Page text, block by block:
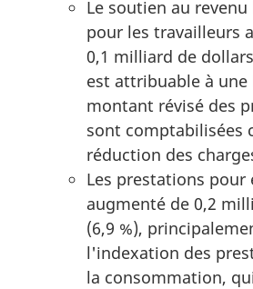
Le soutien au revenu
pour les travailleurs
0,1 milliard de
est attribuable à une
montant révisé des
sont comptabilisées
réduction des
Les prestations pour
augmenté de 0,2
(6,9 %),
l'indexation des
la consommation,